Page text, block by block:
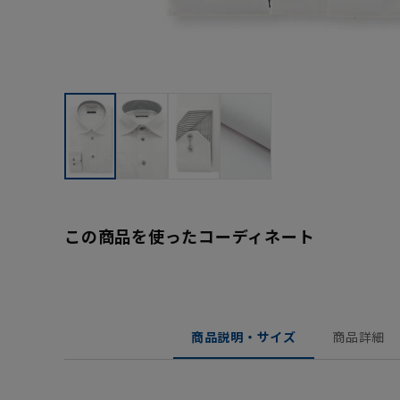
この商品を使ったコーディネート
商品説明・サイズ 商品詳細